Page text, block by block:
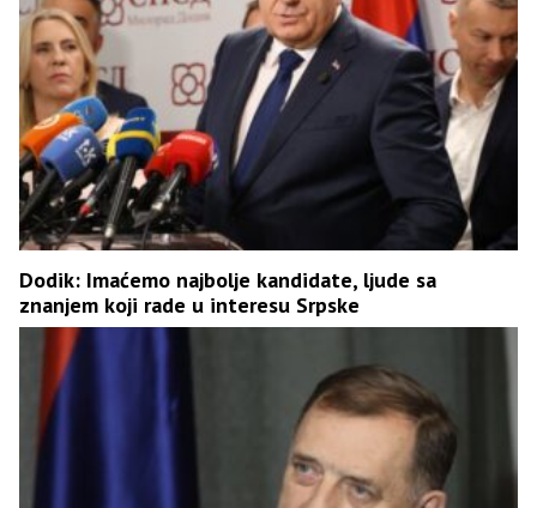
Dodik: Imaćemo najbolje kandidate, ljude sa
znanjem koji rade u interesu Srpske